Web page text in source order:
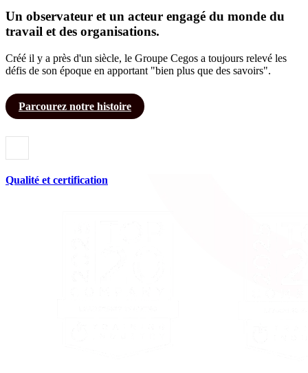
Un observateur et un acteur engagé du monde du
travail et des organisations.
Créé il y a près d'un siècle, le Groupe Cegos a toujours relevé les
défis de son époque en apportant "bien plus que des savoirs".
Parcourez notre histoire
Qualité et certification